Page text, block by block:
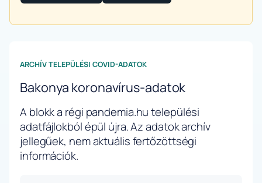
ARCHÍV TELEPÜLÉSI COVID-ADATOK
Bakonya koronavírus-adatok
A blokk a régi pandemia.hu települési
adatfájlokból épül újra. Az adatok archív
jellegűek, nem aktuális fertőzöttségi
információk.